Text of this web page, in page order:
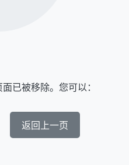
已被移除。您可以：
返回上一页